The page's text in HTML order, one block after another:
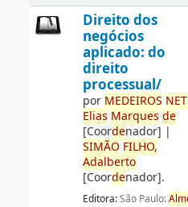
Direito dos
negócios
aplicado: do
direito
processual/
por MEDEIROS
Elias Marques de
[Coordenador] |
SIMÃO FILHO,
Adalberto
[Coordenador].
Editora:São Paulo: